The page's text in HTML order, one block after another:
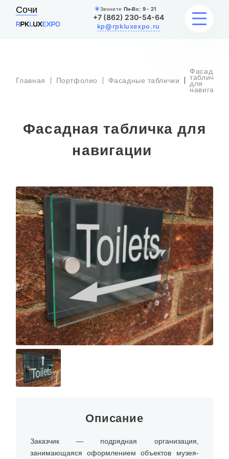
Сочи Звоните Пн-Вс: 9 - 21
+7 (862) 230-54-64
kp@rpkluxexpo.ru
УСЛУГИ
АКЦИИ
Главная Портфолио Фасадные таблички
Фасадная
табличка
для
навигации
Фасадная табличка для
навигации
Описание
Заказчик — подрядная организация,
занимающаяся оформлением объектов музея-